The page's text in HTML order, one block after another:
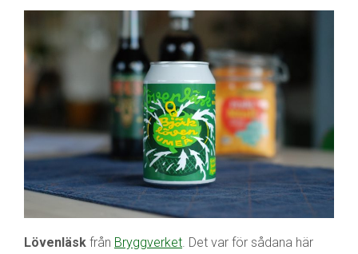
Lövenläsk från Bryggverket . Det var för sådana här